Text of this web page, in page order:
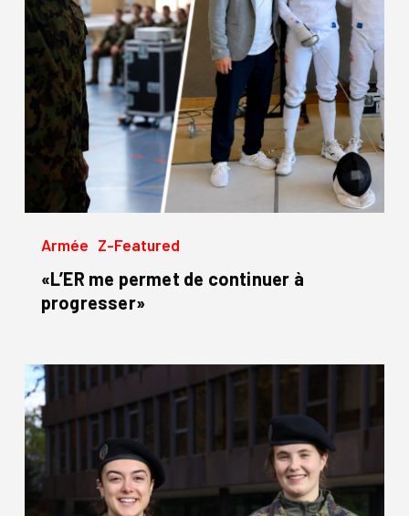
progresser»
Armée Z-Featured
«L’ER me permet de continuer à
progresser»
Swiss
Fencing
et
l’Armée
suisse